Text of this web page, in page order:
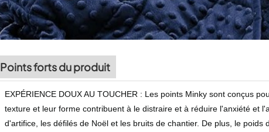
Points forts du produit
EXPÉRIENCE DOUX AU TOUCHER : Les points Minky sont conçus
texture et leur forme contribuent à le distraire et à réduire l'anxiété et
d'artifice, les défilés de Noël et les bruits de chantier. De plus, le